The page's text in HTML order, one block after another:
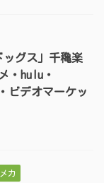
ッグス」千穐楽
・hulu・
ビデオマーケッ
カ